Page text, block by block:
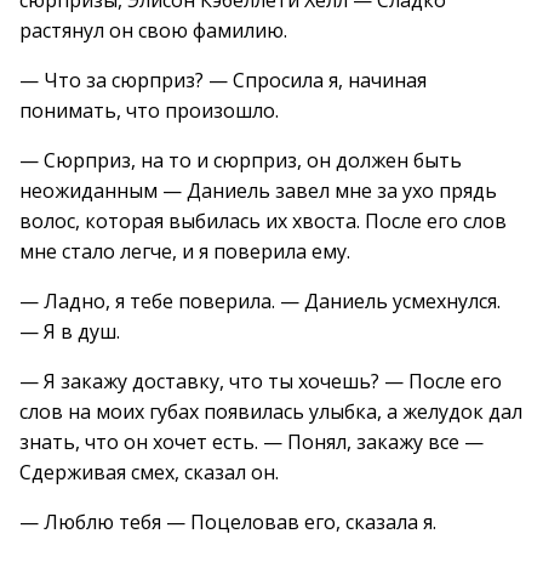
растянул он свою фамилию.
— Что за сюрприз? — Спросила я, начиная
понимать, что произошло.
— Сюрприз, на то и сюрприз, он должен быть
неожиданным — Даниель завел мне за ухо прядь
волос, которая выбилась их хвоста. После его слов
мне стало легче, и я поверила ему.
— Ладно, я тебе поверила. — Даниель усмехнулся.
— Я в душ.
— Я закажу доставку, что ты хочешь? — После его
слов на моих губах появилась улыбка, а желудок дал
знать, что он хочет есть. — Понял, закажу все —
Сдерживая смех, сказал он.
— Люблю тебя — Поцеловав его, сказала я.